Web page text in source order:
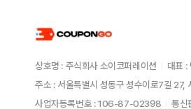
상호명 : 주식회사 소이코퍼레이션
대표 :
주소 : 서울특별시 성동구 성수이로7길
사업자등록번호 : 106-87-02398
통신